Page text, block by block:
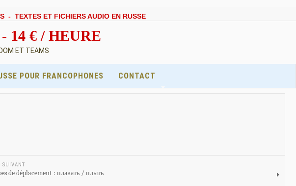
- TEXTES ET FICHIERS AUDIO EN RUSSE
14 € / HEURE
ET TEAMS
POUR FRANCOPHONES CONTACT
SUIVANT
de déplacement : плавать / плыть